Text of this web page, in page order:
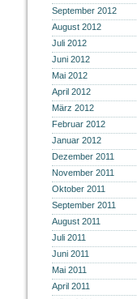
September 2012
August 2012
Juli 2012
Juni 2012
Mai 2012
April 2012
März 2012
Februar 2012
Januar 2012
Dezember 2011
November 2011
Oktober 2011
September 2011
August 2011
Juli 2011
Juni 2011
Mai 2011
April 2011